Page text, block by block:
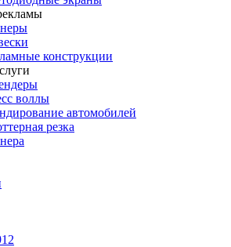
конструкции
воллы
автомобилей
резка